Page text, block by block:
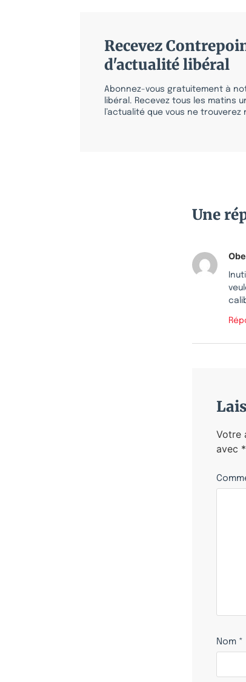
Recevez
d'actualité libéral
Abonnez-vous gratuitement à
libéral. Recevez tous les matins
l’actualité que vous ne trouverez
Une
Votre
avec *
Nom *